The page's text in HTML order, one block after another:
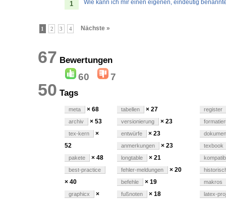
1 Wie kann ich mir einen eigenen, eindeutig
1 2 3 4 Nächste »
67 Bewertungen
60 7
50 Tags
meta × 68
archiv × 53
tex-kern
×
52
pakete × 48
best-practice
× 40
graphicx
×
tabellen × 27
versionierung × 23
entwürfe × 23
anmerkungen × 23
longtable × 21
fehler-meldungen × 20
befehle × 19
fußnoten × 18
register
texbook
makros
latex-